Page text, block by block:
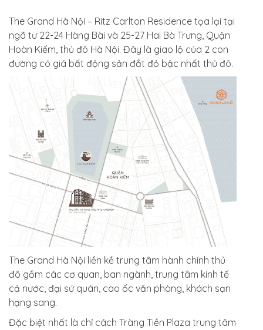
The Grand Hà Nội – Ritz Carlton Residence tọa lại tại
ngã tư 22-24 Hàng Bài và 25-27 Hai Bà Trưng, Quận
Hoàn Kiếm, thủ đô Hà Nội. Đây là giao lộ của 2 con
đường có giá bất động sản đắt đỏ bậc nhất thủ đô.
The Grand Hà Nội liền kề trung tâm hành chính thủ
đô gồm các cơ quan, ban ngành, trung tâm kinh tế
cả nước, đại sứ quán, cao ốc văn phòng, khách sạn
hạng sang.
Đặc biệt nhất là chỉ cách Tràng Tiền Plaza trung tâm